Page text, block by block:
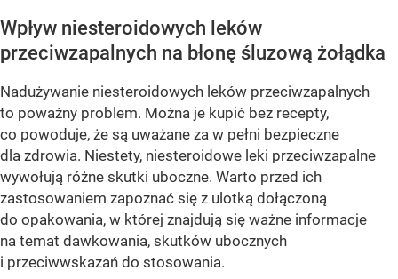
Wpływ niesteroidowych leków
przeciwzapalnych na błonę śluzową żołądka
Nadużywanie niesteroidowych leków przeciwzapalnych
to poważny problem. Można je kupić bez recepty,
co powoduje, że są uważane za w pełni bezpieczne
dla zdrowia. Niestety, niesteroidowe leki przeciwzapalne
wywołują różne skutki uboczne. Warto przed ich
zastosowaniem zapoznać się z ulotką dołączoną
do opakowania, w której znajdują się ważne informacje
na temat dawkowania, skutków ubocznych
i przeciwwskazań do stosowania.